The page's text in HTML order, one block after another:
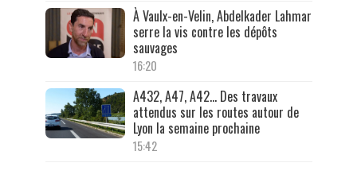
À Vaulx-en-Velin, Abdelkader Lahmar
serre la vis contre les dépôts
sauvages
16:20
A432, A47, A42… Des travaux
attendus sur les routes autour de
Lyon la semaine prochaine
15:42